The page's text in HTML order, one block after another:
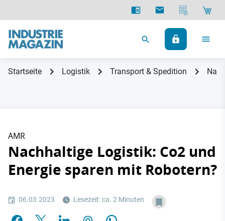
Startseite Logistik Transport & Spedition
AMR
Nachhaltige Logistik: Co2 und
Energie sparen mit Robotern?
06.03.2023 Lesezeit: ca. 2 Minuten